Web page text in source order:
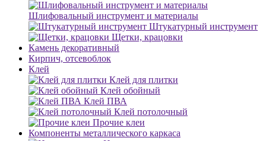
Шлифовальный инструмент и материалы
Штукатурный инструмент
Щетки, крацовки
Камень декоративный
Кирпич, отсевоблок
Клей
Клей для плитки
Клей обойный
Клей ПВА
Клей потолочный
Прочие клеи
Компоненты металлического каркаса